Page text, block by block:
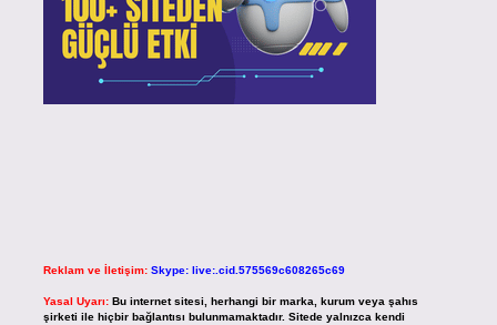
Reklam ve İletişim: Skype: live:.cid.575569c608265c69
Yasal Uyarı: Bu internet sitesi, herhangi bir marka, kurum veya şahıs
şirketi ile hiçbir bağlantısı bulunmamaktadır. Sitede yalnızca kendi